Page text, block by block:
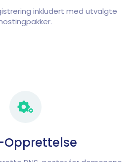
inkludert med utvalgte
Opprettelse